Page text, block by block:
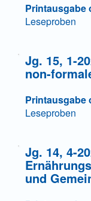
Printausgabe
Leseproben
Jg. 15, 1-
non-
Printausgabe
Leseproben
Jg. 14, 4-
und